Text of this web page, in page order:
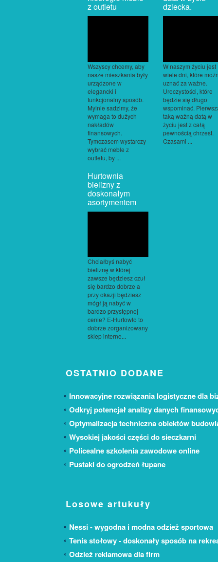
z outletu
Wszyscy chcemy, aby
nasze mieszkania były
urządzone w
elegancki i
funkcjonalny sposób.
Mylnie sadzimy, że
wymaga to dużych
nakładów
finansowych.
Tymczasem wystarczy
wybrać meble z
outletu, by ...
dziecka.
W naszym życiu jest
wiele dni, które
uznać za ważne.
Uroczystości, które
będzie się długo
wspominać.
taką ważną datą w
życiu jest z całą
pewnością chrzest.
Czasami ...
Hurtownia
bielizny z
doskonałym
asortymentem
Chciałbyś nabyć
bieliznę w której
zawsze będziesz czuł
się bardzo dobrze a
przy okazji będziesz
mógł ją nabyć w
bardzo przystępnej
cenie? E-Hurtowto to
dobrze zorganizowany
sklep interne...
OSTATNIO DODANE
Innowacyjne rozwiązania logistyczne dla
Odkryj potencjał analizy danych
Optymalizacja techniczna obiektów
Wysokiej jakości części do sieczkarni
Policealne szkolenia zawodowe online
Pustaki do ogrodzeń łupane
Losowe artukuły
Nessi - wygodna i modna odzież sportowa
Tenis stołowy - doskonały sposób na
Odzież reklamowa dla firm